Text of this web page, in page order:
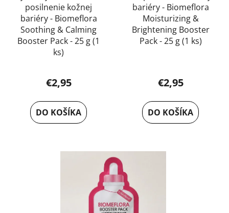
posilnenie kožnej
bariéry - Biomeflora
Soothing & Calming
Booster Pack - 25 g (1
ks)
€2,95
DO KOŠÍKA
bariéry - Biomeflora
Moisturizing &
Brightening Booster
Pack - 25 g (1 ks)
€2,95
DO KOŠÍKA